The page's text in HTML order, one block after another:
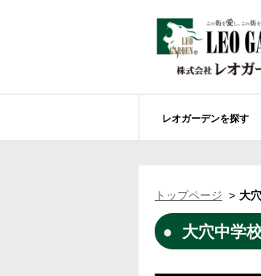
レオガーデンを探す
成田市
レオガーデン新
市川市エ
土
レオ・グロ
モ
住宅ロ
売却
トップページ 大
大穴中学